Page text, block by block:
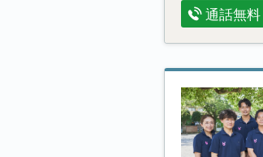
通話無料